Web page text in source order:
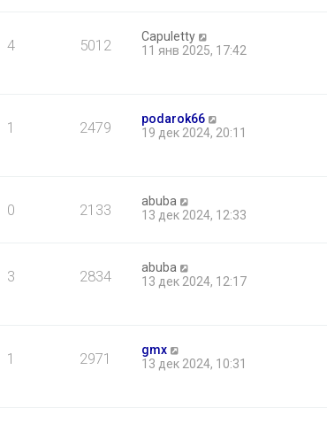
4 5012
Capuletty
11 янв 2025, 17:42
1 2479
podarok66
19 дек 2024, 20:11
0 2133
abuba
13 дек 2024, 12:33
3 2834
abuba
13 дек 2024, 12:17
1 2971
gmx
13 дек 2024, 10:31